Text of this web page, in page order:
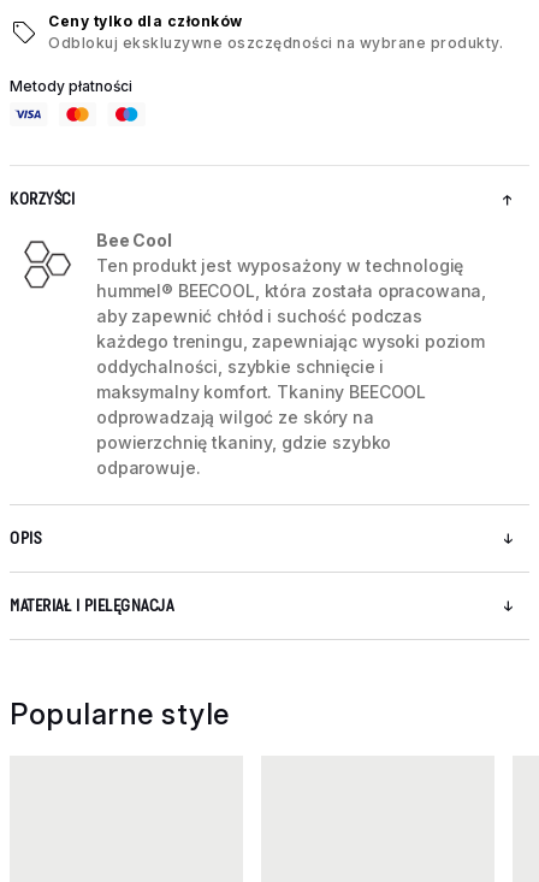
Ceny tylko dla członków
Odblokuj ekskluzywne oszczędności na wybrane produkty.
Metody płatności
KORZYŚCI
Bee Cool
Ten produkt jest wyposażony w technologię
hummel® BEECOOL, która została opracowana,
aby zapewnić chłód i suchość podczas
każdego treningu, zapewniając wysoki poziom
oddychalności, szybkie schnięcie i
maksymalny komfort. Tkaniny BEECOOL
odprowadzają wilgoć ze skóry na
powierzchnię tkaniny, gdzie szybko
odparowuje.
OPIS
MATERIAŁ I PIELĘGNACJA
Popularne style